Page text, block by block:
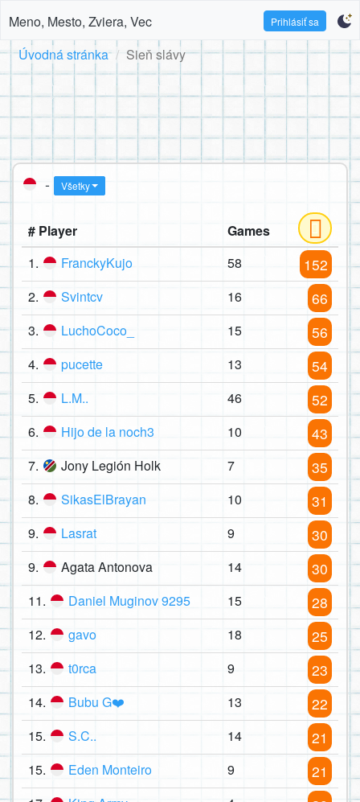
Meno, Mesto, Zviera, Vec Prihlásiť sa
Úvodná stránka Sieň slávy
- Všetky
# Player
Games
1.
FranckyKujo 58 152
2. Svintcv 16 66
3. LuchoCoco_ 15 56
4. pucette 13 54
5. L.M.. 46 52
6. Hijo de la noch3 10 43
7. Jony Legión Holk 7 35
8. SikasElBrayan 10 31
9. Lasrat 9 30
9. Agata Antonova 14 30
11. Daniel Muginov 9295 15 28
12. gavo 18 25
13. t0rca 9 23
14. Bubu G❤️ 13 22
15. S.C.. 14 21
15. Eden Monteiro 9 21